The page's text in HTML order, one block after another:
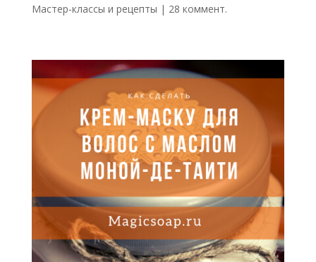
Мастер-классы и рецепты | 28 коммент.